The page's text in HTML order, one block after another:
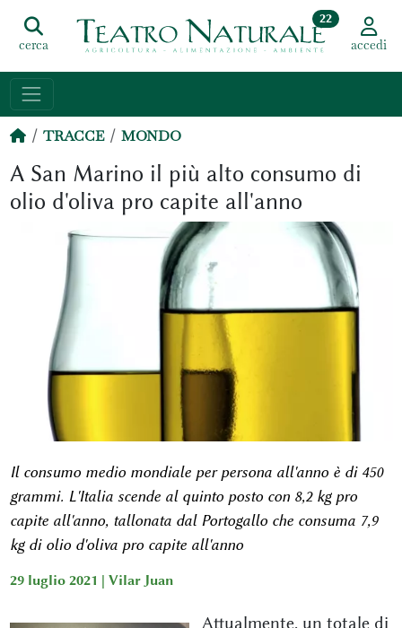
cerca
22
accedi
TRACCE MONDO
A San Marino il più alto consumo di
olio d'oliva pro capite all'anno
Il consumo medio mondiale per persona all'anno è di 450
grammi. L'Italia scende al quinto posto con 8,2 kg pro
capite all'anno, tallonata dal Portogallo che consuma 7,9
kg di olio d'oliva pro capite all'anno
29 luglio 2021 | Vilar Juan
Attualmente, un totale di